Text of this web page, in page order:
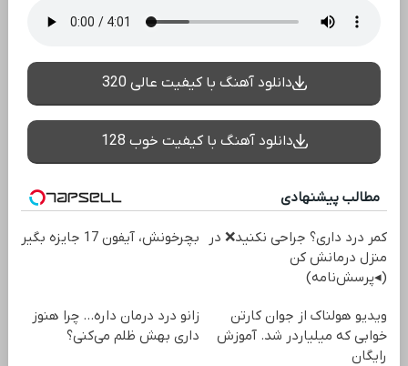
دانلود آهنگ با کیفیت عالی 320
دانلود آهنگ با کیفیت خوب 128
مطالب پیشنهادی
کمر درد داری؟ جراحی نکنید❌ در
منزل درمانش کن
(◂پرسش‌نامه)
بچرخونش، آیفون 17 جایزه بگیر
ویدیو هولناک از جوان کارتن
خوابی که میلیاردر شد. آموزش
رایگان
زانو درد درمان داره… چرا هنوز
داری بهش ظلم می‌کنی؟